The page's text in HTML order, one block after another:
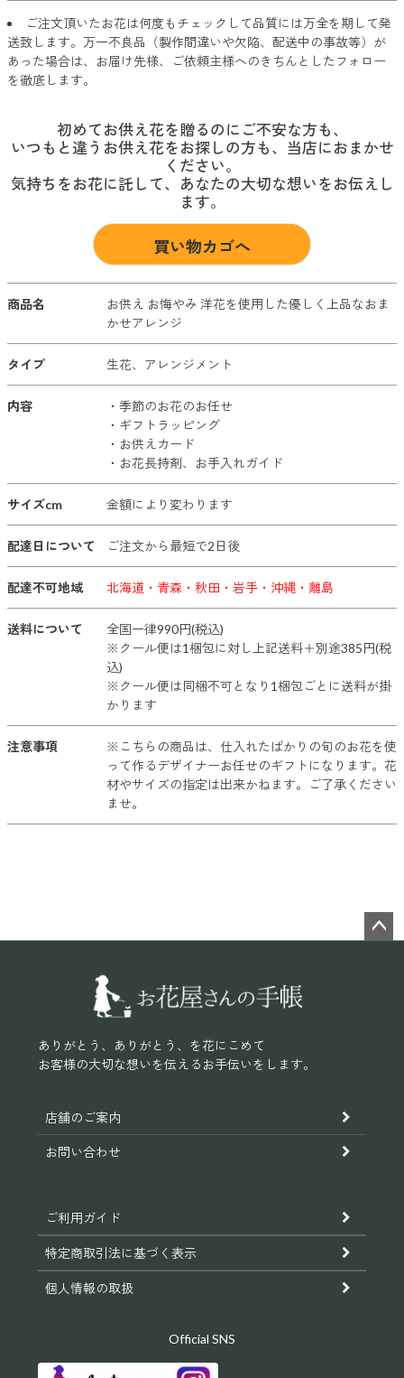
ご注文頂いたお花は何度もチェックして品質には万全を期して発
送致します。万一不良品（製作間違いや欠陥、配送中の事故等）が
あった場合は、お届け先様、ご依頼主様へのきちんとしたフォロー
を徹底します。
初めてお供え花を贈るのにご不安な方も、
いつもと違うお供え花をお探しの方も、当店におまかせ
ください。
気持ちをお花に託して、あなたの大切な想いをお伝えし
ます。
買い物カゴへ
商品名
お供え お悔やみ 洋花を使用した優しく上品なおま
かせアレンジ
タイプ 生花、アレンジメント
内容
・季節のお花のお任せ
・ギフトラッピング
・お供えカード
・お花長持剤、お手入れガイド
サイズcm 金額により変わります
配達日について ご注文から最短で2日後
配達不可地域 北海道・青森・秋田・岩手・沖縄・離島
送料について
全国一律990円(税込)
※クール便は1梱包に対し上記送料＋別途385円(税
込)
※クール便は同梱不可となり1梱包ごとに送料が掛
かります
注意事項
※こちらの商品は、仕入れたばかりの旬のお花を使
って作るデザイナーお任せのギフトになります。花
材やサイズの指定は出来かねます。ご了承ください
ませ。
ありがとう、ありがとう、を花にこめて
お客様の大切な想いを伝えるお手伝いをします。
店舗のご案内
お問い合わせ
ご利用ガイド
特定商取引法に基づく表示
個人情報の取扱
Official SNS